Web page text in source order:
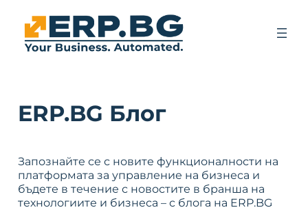
ERP.BG Блог
Запознайте се с новите функционалности на
платформата за управление на бизнеса и
бъдете в течение с новостите в бранша на
технологиите и бизнеса – с блога на ERP.BG